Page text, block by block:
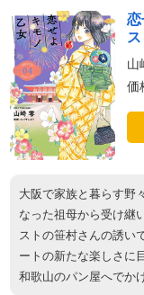
ス
山
価
大阪で家族と暮らす野
なった祖母から受け継
ストの笹村さんの誘い
ートの新たな楽しさに
和歌山のパン屋へでか